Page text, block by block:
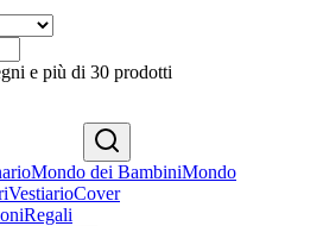
e più di 30 prodotti
Mondo dei BambiniMondo
VestiarioCover
Regali